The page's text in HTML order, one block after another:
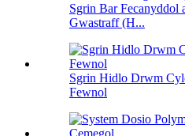
Sgrin Bar Fecanyddol
Gwastraff (H...
Sgrin Hidlo Drwm
Fewnol